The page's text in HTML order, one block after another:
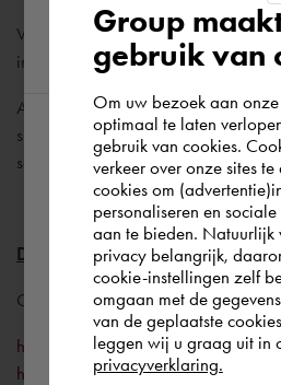
Ved hjelp av 3DCONFIG kan
innstillinger skal brukes, for
Aktiver eller deaktiver
skjermproblemer. (Dette er knyttet til
som brukes).
Drivere for grafikkortet
Gå til følgende nettsted:
https://knowledge.autodesk.com/
hardware
Please confirm
region
According to us you are
the world. Please confirm
you wish to shop.
Norge Rest
Group
gebruik van
Om uw bezoek aan
optimaal te laten
gebruik van cookies.
verkeer over onze sites te
cookies om
personaliseren en
aan te bieden. Natuurlijk
privacy belangrijk,
cookie-instellingen zelf
omgaan met de
van de geplaatste
leggen wij u graag uit in
privacyverklaring.